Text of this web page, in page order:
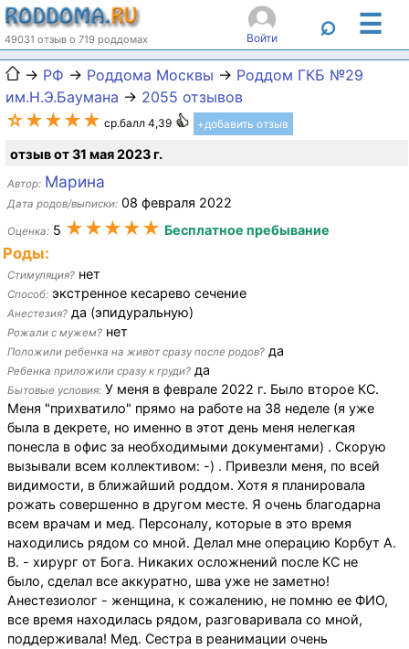
49031 отзыв о 719 роддомах Войти ⌕ ☰
→ РФ → Роддома Москвы → Роддом ГКБ №29
им.Н.Э.Баумана → 2055 отзывов
☆★★★★ ср.балл 4,39 +добавить отзыв
отзыв от 31 мая 2023 г.
Автор: Марина
Дата родов/выписки: 08 февраля 2022
Оценка: 5 ★★★★★ Бесплатное пребывание
Роды:
Стимуляция? нет
Способ: экстренное кесарево сечение
Анестезия? да (эпидуральную)
Рожали с мужем? нет
Положили ребенка на живот сразу после родов? да
Ребенка приложили сразу к груди? да
Бытовые условия: У меня в феврале 2022 г. Было второе КС.
Меня "прихватило" прямо на работе на 38 неделе (я уже
была в декрете, но именно в этот день меня нелегкая
понесла в офис за необходимыми документами) . Скорую
вызывали всем коллективом: -) . Привезли меня, по всей
видимости, в ближайший роддом. Хотя я планировала
рожать совершенно в другом месте. Я очень благодарна
всем врачам и мед. Персоналу, которые в это время
находились рядом со мной. Делал мне операцию Корбут А.
В. - хирург от Бога. Никаких осложнений после КС не
было, сделал все аккуратно, шва уже не заметно!
Анестезиолог - женщина, к сожалению, не помню ее ФИО,
все время находилась рядом, разговаривала со мной,
поддерживала! Мед. Сестра в реанимации очень